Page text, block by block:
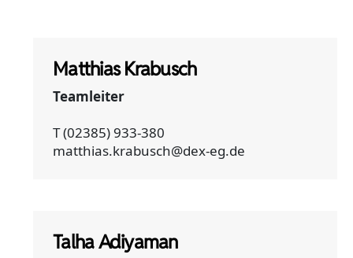
Matthias Krabusch
Teamleiter
T (02385) 933-380
matthias.krabusch@dex-eg.de
Talha Adiyaman